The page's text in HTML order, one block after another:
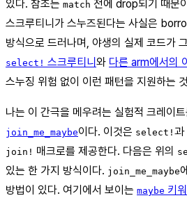
있다. 참조는 match 전에 drop되기 때문
스크루티니가 스누즈된다는 사실은
방식으로 드러나며, 야생의 실제 코드가
select! 스크루티니 와 다른 arm에서의
스누징 위험 없이 이런 패턴을 지원하는
나는 이 간극을 메우려는 실험적 크레이
join_me_maybe이다. 이것은 select! 과
join! 매크로를 제공한다. 다음은 위의
있는 한 가지 방식이다. join_me_maybe
방법이 있다. 여기에서 보이는 maybe 키